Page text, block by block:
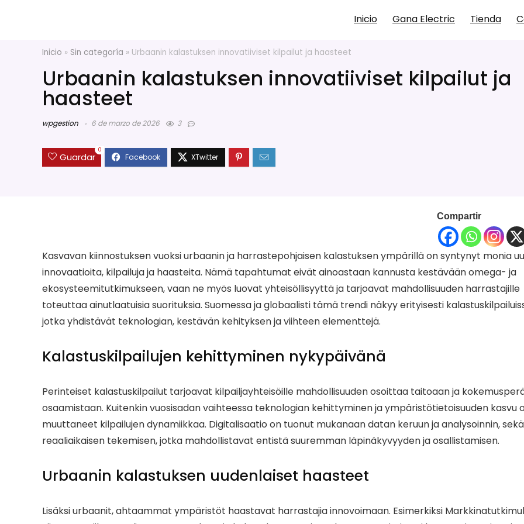
Inicio Gana Electric Tienda
Inicio » Sin categoría » Urbaanin kalastuksen innovatiiviset kilpailut ja haasteet
Urbaanin kalastuksen innovatiiviset kilpailut ja
haasteet
wpgestion 6 de marzo de 2026 3
Guardar
0
Compartir
Kasvavan kiinnostuksen vuoksi urbaanin ja harrastepohjaisen kalastuksen ympärillä on syntynyt monia
innovaatioita, kilpailuja ja haasteita. Nämä tapahtumat eivät ainoastaan kannusta kestävään omega- ja
ekosysteemitutkimukseen, vaan ne myös luovat yhteisöllisyyttä ja tarjoavat mahdollisuuden harrastajille
toteuttaa ainutlaatuisia suorituksia. Suomessa ja globaalisti tämä trendi näkyy erityisesti
jotka yhdistävät teknologian, kestävän kehityksen ja viihteen elementtejä.
Kalastuskilpailujen kehittyminen nykypäivänä
Perinteiset kalastuskilpailut tarjoavat kilpailjayhteisöille mahdollisuuden osoittaa taitoaan ja
osaamistaan. Kuitenkin vuosisadan vaihteessa teknologian kehittyminen ja ympäristötietoisuuden kasvu
muuttaneet kilpailujen dynamiikkaa. Digitalisaatio on tuonut mukanaan datan keruun ja analysoinnin, sekä
reaaliaikaisen tekemisen, jotka mahdollistavat entistä suuremman läpinäkyvyyden ja osallistamisen.
Urbaanin kalastuksen uudenlaiset haasteet
Lisäksi urbaanit, ahtaammat ympäristöt haastavat harrastajia innovoimaan. Esimerkiksi